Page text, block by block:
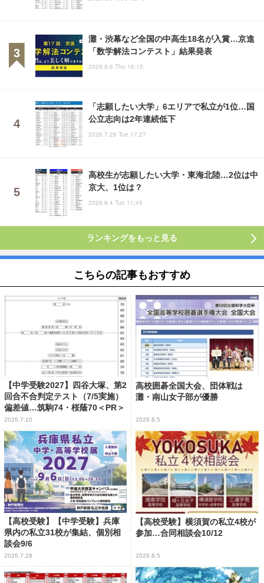
灘・渋幕など全国の中高生18名が入賞…京進
「数学解法コンテスト」結果発表
2026.8.6 Thu 16:15
「志願したい大学」6エリアで私立が1位…国
公立志向は2年連続低下
2026.7.28 Tue 17:27
高校生が志願したい大学・東海北陸…2位は中
京大、1位は？
2026.8.4 Tue 11:45
ランキングをもっと見る
こちらの記事もおすすめ
【中学受験2027】四谷大塚、第2
回合不合判定テスト（7/5実施）
偏差値…筑駒74・桜蔭70＜PR＞
2026.7.10
高校囲碁全国大会、団体戦は
灘・南山女子部が優勝
2026.8.5
【高校受験】【中学受験】兵庫
県内の私立31校が集結、個別相
談会9/6
2026.7.28
【高校受験】横須賀の私立4校が
参加…合同相談会10/12
2026.8.5